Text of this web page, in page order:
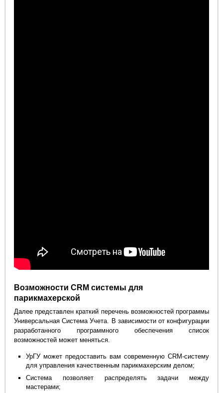
Возможности CRM системы для
парикмахерской
Далее представлен краткий перечень возможностей программы
Универсальная Система Учета. В зависимости от конфигурации
разработанного программного обеспечения список
возможностей может меняться.
УрГУ может предоставить вам современную CRM-систему
для управления качественным парикмахерским делом;
Система позволяет распределять задачи между
мастерами;